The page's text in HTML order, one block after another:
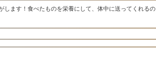
します！食べたものを栄養にして、体中に送ってくれるの